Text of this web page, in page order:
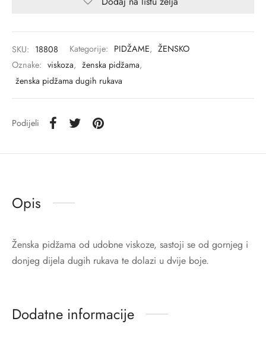
SKU: 18808 Kategorije: PIDŽAME, ŽENSKO
Oznake: viskoza, ženska pidžama,
ženska pidžama dugih rukava
Podijeli
Opis
Ženska pidžama od udobne viskoze, sastoji se od gornjeg i
donjeg dijela dugih rukava te dolazi u dvije boje.
Dodatne informacije